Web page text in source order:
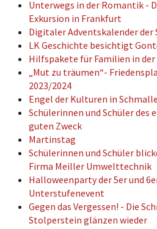
Unterwegs in der Romantik -
Exkursion in Frankfurt
Digitaler Adventskalender
LK Geschichte besichtigt
Hilfspakete für Familien in der
„Mut zu träumen“-
2023/2024
Engel der Kulturen in
Schülerinnen und Schüler des
guten Zweck
Martinstag
Schülerinnen und Schüler
Firma Meiller Umwelttechnik
Halloweenparty der 5er und
Unterstufenevent
Gegen das Vergessen! - Die
Stolperstein glänzen wieder